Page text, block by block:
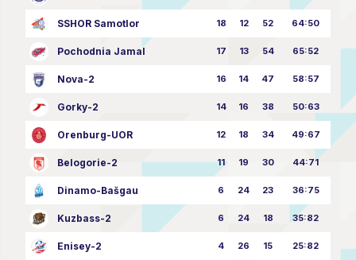
SSHOR Samotlor 18 12 52 64:50
Pochodnia Jamal 17 13 54 65:52
Nova-2 16 14 47 58:57
Gorky-2 14 16 38 50:63
Orenburg-UOR 12 18 34 49:67
Belogorie-2 11 19 30 44:71
Dinamo-Bašgau 6 24 23 36:75
Kuzbass-2 6 24 18 35:82
Enisey-2 4 26 15 25:82